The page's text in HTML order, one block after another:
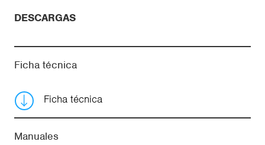
DESCARGAS
Ficha técnica
Ficha técnica
Manuales